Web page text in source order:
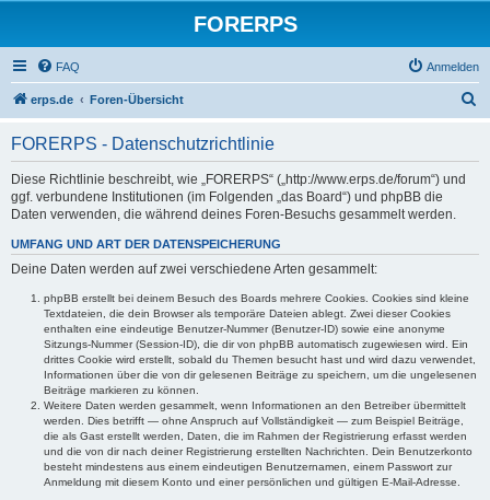
FORERPS
FAQ Anmelden
erps.de Foren-Übersicht
FORERPS - Datenschutzrichtlinie
Diese Richtlinie beschreibt, wie „FORERPS“ („http://www.erps.de/forum“) und
ggf. verbundene Institutionen (im Folgenden „das Board“) und phpBB die
Daten verwenden, die während deines Foren-Besuchs gesammelt werden.
UMFANG UND ART DER DATENSPEICHERUNG
Deine Daten werden auf zwei verschiedene Arten gesammelt:
phpBB erstellt bei deinem Besuch des Boards mehrere Cookies. Cookies sind kleine
Textdateien, die dein Browser als temporäre Dateien ablegt. Zwei dieser Cookies
enthalten eine eindeutige Benutzer-Nummer (Benutzer-ID) sowie eine anonyme
Sitzungs-Nummer (Session-ID), die dir von phpBB automatisch zugewiesen wird. Ein
drittes Cookie wird erstellt, sobald du Themen besucht hast und wird dazu verwendet,
Informationen über die von dir gelesenen Beiträge zu speichern, um die ungelesenen
Beiträge markieren zu können.
Weitere Daten werden gesammelt, wenn Informationen an den Betreiber übermittelt
werden. Dies betrifft — ohne Anspruch auf Vollständigkeit — zum Beispiel Beiträge,
die als Gast erstellt werden, Daten, die im Rahmen der Registrierung erfasst werden
und die von dir nach deiner Registrierung erstellten Nachrichten. Dein Benutzerkonto
besteht mindestens aus einem eindeutigen Benutzernamen, einem Passwort zur
Anmeldung mit diesem Konto und einer persönlichen und gültigen E-Mail-Adresse.